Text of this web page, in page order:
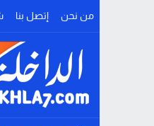
من نحن إتصل بنا